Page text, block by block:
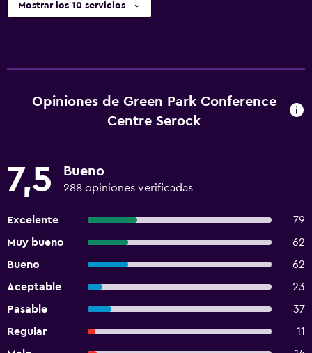
Mostrar los 10 servicios
Opiniones de Green Park Conference
Centre Serock
7,5 Bueno
288 opiniones verificadas
Excelente
79
Muy bueno
62
Bueno
62
Aceptable
23
Pasable
37
Regular
11